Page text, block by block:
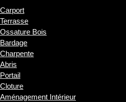
Carport
Terrasse
Ossature Bois
Bardage
Charpente
Abris
Portail
Cloture
Aménagement Intérieur